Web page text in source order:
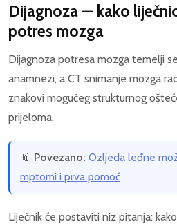
Dijagnoza — kako
potres mozga
Dijagnoza potresa mozga temelji
anamnezi, a CT snimanje mozga
znakovi mogućeg strukturnog
prijeloma.
📎 Povezano: Ozljeda leđne
mptomi i prva pomoć
Liječnik će postaviti niz pitanja: